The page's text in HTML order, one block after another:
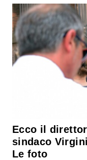
Ecco il
sindaco
Le foto